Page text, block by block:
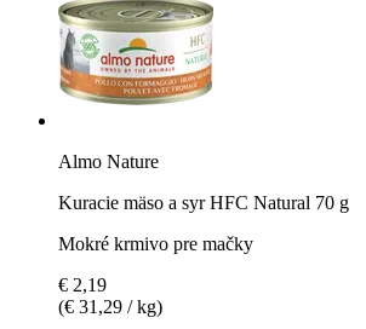
Almo Nature
Kuracie mäso a syr HFC Natural 70 g
Mokré krmivo pre mačky
€ 2,19
(€ 31,29 / kg)